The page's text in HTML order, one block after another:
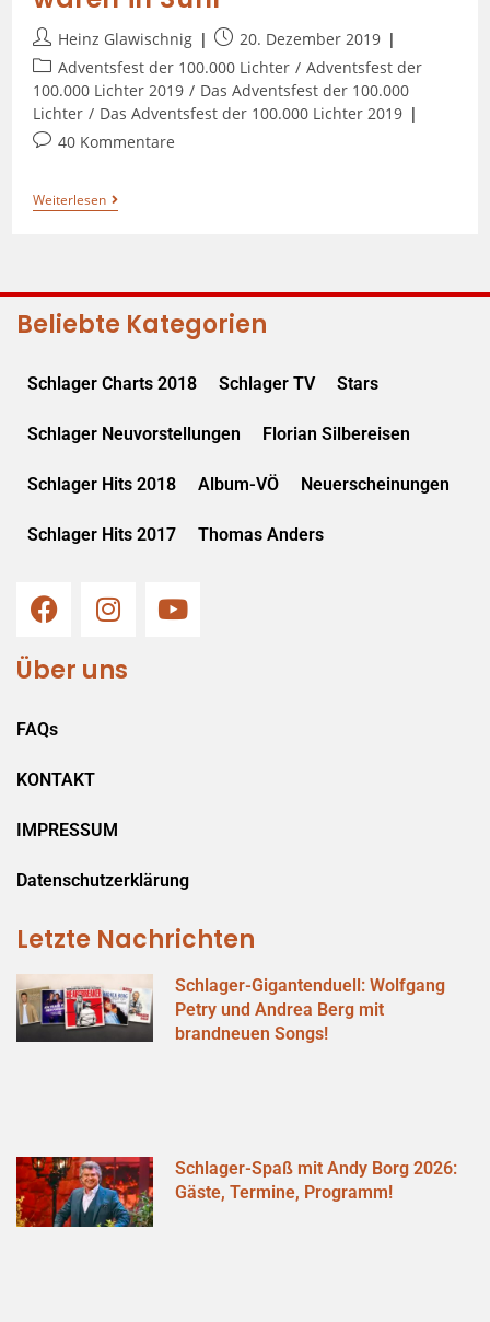
Heinz Glawischnig
20. Dezember 2019
Adventsfest der 100.000 Lichter / Adventsfest der
100.000 Lichter 2019 / Das Adventsfest der 100.000
Lichter / Das Adventsfest der 100.000 Lichter 2019
40 Kommentare
Weiterlesen
Beliebte Kategorien
Schlager Charts 2018 Schlager TV Stars
Schlager Neuvorstellungen Florian Silbereisen
Schlager Hits 2018 Album-VÖ Neuerscheinungen
Schlager Hits 2017 Thomas Anders
Über uns
FAQs
KONTAKT
IMPRESSUM
Datenschutzerklärung
Letzte Nachrichten
Schlager-Gigantenduell: Wolfgang
Petry und Andrea Berg mit
brandneuen Songs!
Schlager-Spaß mit Andy Borg 2026:
Gäste, Termine, Programm!